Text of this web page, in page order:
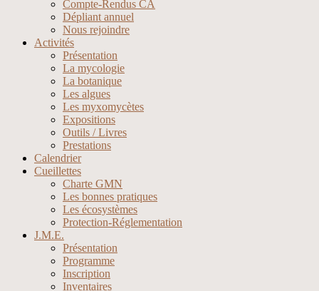
Compte-Rendus CA
Dépliant annuel
Nous rejoindre
Activités
Présentation
La mycologie
La botanique
Les algues
Les myxomycètes
Expositions
Outils / Livres
Prestations
Calendrier
Cueillettes
Charte GMN
Les bonnes pratiques
Les écosystèmes
Protection-Réglementation
J.M.E.
Présentation
Programme
Inscription
Inventaires